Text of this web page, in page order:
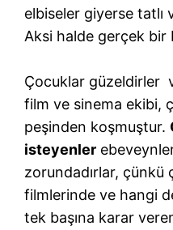
elbiseler giyerse tatlı
Aksi halde gerçek bir
Çocuklar güzeldirler
film ve sinema ekibi,
peşinden koşmuştur.
isteyenler
zorundadırlar, çünkü
filmlerinde ve hangi
tek başına karar